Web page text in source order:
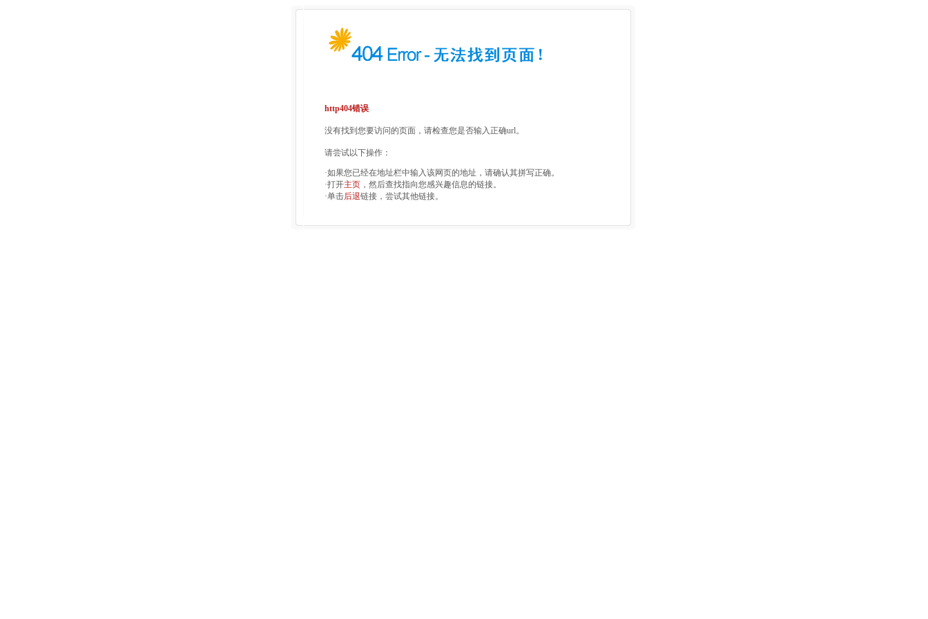
http404错误
没有找到您要访问的页面，请检查您是否输入正确url。
请尝试以下操作：
·如果您已经在地址栏中输入该网页的地址，请确认其拼写正确。
·打开主页 ，然后查找指向您感兴趣信息的链接。
·单击后退链接，尝试其他链接。